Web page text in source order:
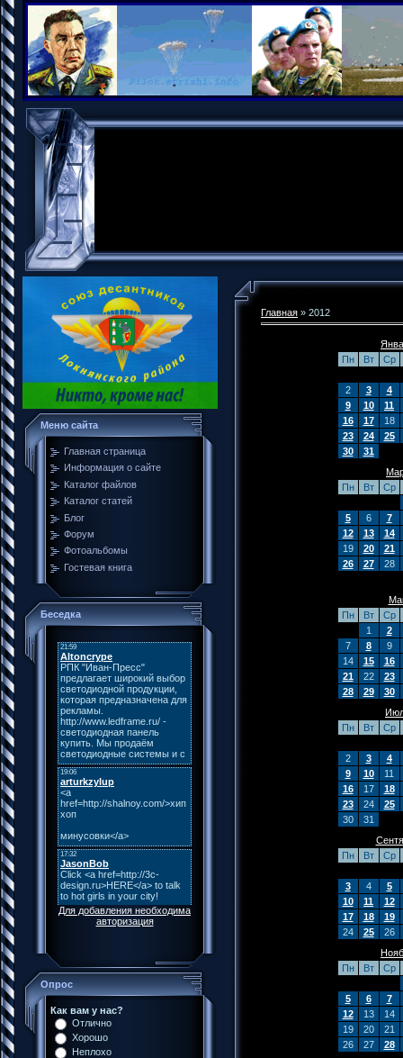
Меню сайта
Главная страница
Информация о сайте
Каталог файлов
Каталог статей
Блог
Форум
Фотоальбомы
Гостевая книга
Беседка
Для добавления необходима
авторизация
Опрос
Как вам у нас?
Отлично
Хорошо
Неплохо
Главная » 2012
Пн
Вт Ср
2 3
4
9
10
11
16
17
18
23
24
25
30
31
Пн
Вт Ср
5 6
7
12
13
14
19
20
21
26
27 28
Пн
Вт
Ср
1
2
7
8
9
14
15
16
21
22
23
28
29
30
Пн
Вт Ср
2 3
4
9
10
11
16
17
18
23
24
25
30
31
Пн
Вт Ср
3 4
5
10
11
12
17
18
19
24
25
26
Пн
Вт Ср
5 6
7
12
13
14
19
20
21
26
27 28